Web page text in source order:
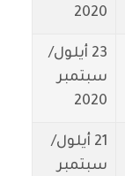
2020
23 أيلول/
سبتمبر
2020
21 أيلول/
سبتمبر